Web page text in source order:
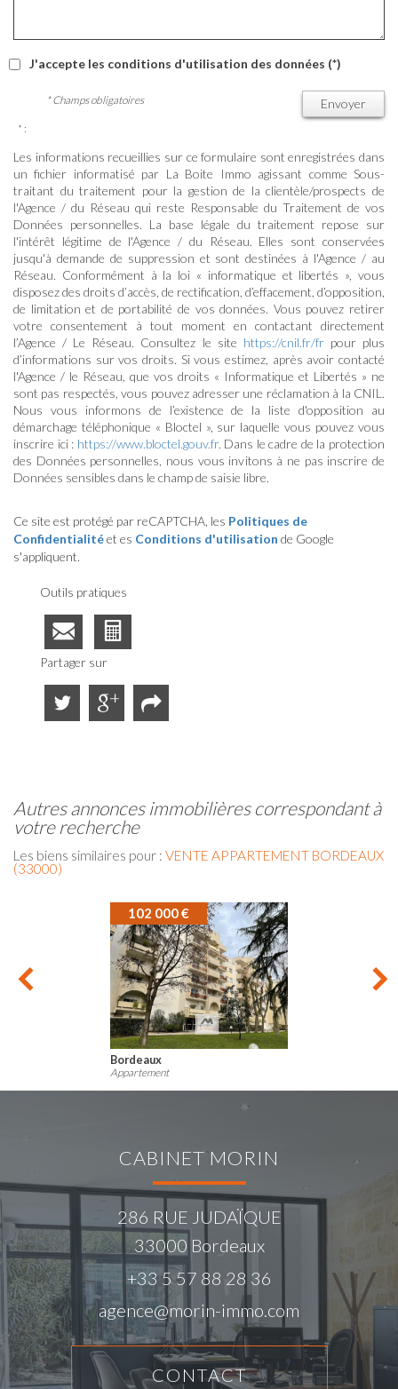
J'accepte les conditions d'utilisation des données (*)
Envoyer
* Champs obligatoires
* :
Les informations recueillies sur ce formulaire sont enregistrées dans
un fichier informatisé par La Boite Immo agissant comme Sous-
traitant du traitement pour la gestion de la clientèle/prospects de
l'Agence / du Réseau qui reste Responsable du Traitement de vos
Données personnelles. La base légale du traitement repose sur
l'intérêt légitime de l'Agence / du Réseau. Elles sont conservées
jusqu'à demande de suppression et sont destinées à l'Agence / au
Réseau. Conformément à la loi « informatique et libertés », vous
disposez des droits d’accès, de rectification, d’effacement, d’opposition,
de limitation et de portabilité de vos données. Vous pouvez retirer
votre consentement à tout moment en contactant directement
l’Agence / Le Réseau. Consultez le site https://cnil.fr/frpour plus
d’informations sur vos droits. Si vous estimez, après avoir contacté
l'Agence / le Réseau, que vos droits « Informatique et Libertés » ne
sont pas respectés, vous pouvez adresser une réclamation à la CNIL.
Nous vous informons de l’existence de la liste d'opposition au
démarchage téléphonique « Bloctel », sur laquelle vous pouvez vous
inscrire ici : https://www.bloctel.gouv.fr. Dans le cadre de la protection
des Données personnelles, nous vous invitons à ne pas inscrire de
Données sensibles dans le champ de saisie libre.
Ce site est protégé par reCAPTCHA, les Politiques de
Confidentialitéet es Conditions d'utilisation de Google
s'appliquent.
Outils pratiques
Partager sur
autres annonces immobilières correspondant à
votre recherche
Les biens similaires pour : VENTE APPARTEMENT BORDEAUX
(33000)
102 000 €
Bordeaux
Appartement
CABINET MORIN
286 RUE JUDAÏQUE
33000 Bordeaux
+33 5 57 88 28 36
agence@morin-immo.com
CONTACT